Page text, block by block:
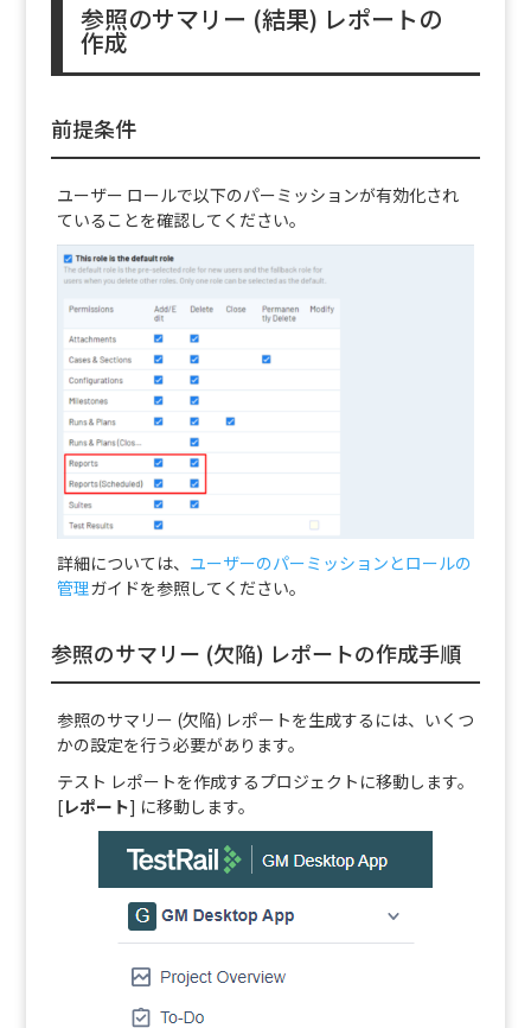
参照のサマリー (結果) レポートの
作成
前提条件
ユーザー ロールで以下のパーミッションが有効化され
ていることを確認してください。
詳細については、 ユーザーのパーミッションとロールの
管理ガイドを参照してください。
参照のサマリー (欠陥) レポートの作成手順
参照のサマリー (欠陥) レポートを生成するには、いくつ
かの設定を行う必要があります。
テスト レポートを作成するプロジェクトに移動します。
[レポート] に移動します。